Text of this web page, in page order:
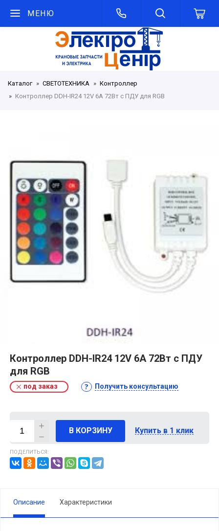
МЕНЮ
Каталог СВЕТОТЕХНИКА
Контроллер
Контроллер DDH-IR24 12V 6A 72Вт с ПДУ для RGB
Контроллер DDH-IR24 12V 6A 72Вт с ПДУ
для RGB
под заказ Получить консультацию
В КОРЗИНУ Купить в 1 клик
ПОДЕЛИТЬСЯ:
Описание Характеристики